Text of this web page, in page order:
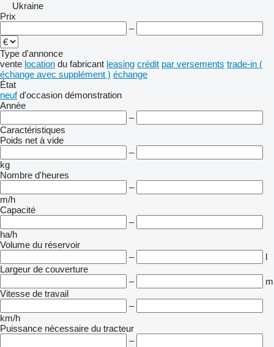
Ukraine
Prix
–
Type d'annonce
vente location du fabricant leasing crédit par versements trade-in (
échange avec supplément ) échange
État
neuf d'occasion démonstration
Année
–
Caractéristiques
Poids net à vide
–
kg
Nombre d'heures
–
m/h
Capacité
–
ha/h
Volume du réservoir
–
l
Largeur de couverture
–
m
Vitesse de travail
–
km/h
Puissance nécessaire du tracteur
–